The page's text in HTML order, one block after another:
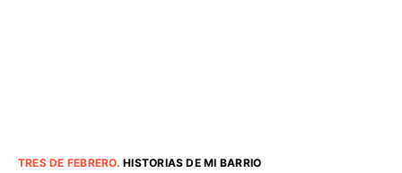
TRES DE FEBRERO.HISTORIAS DE MI BARRIO